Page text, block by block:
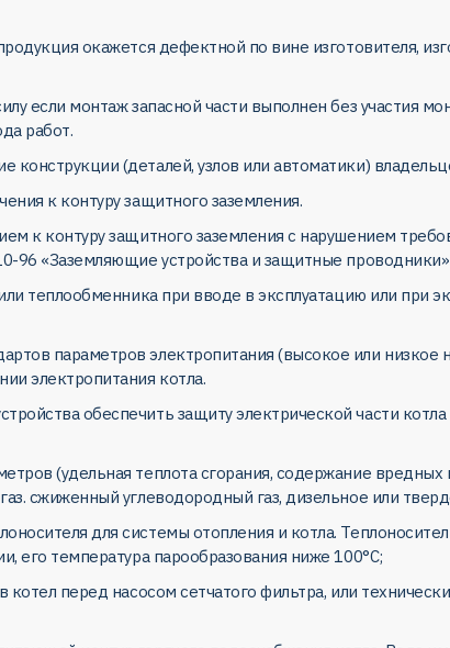
окажется дефектной по вине изготовителя,
если монтаж запасной части выполнен без
работ.
конструкции (деталей, узлов или автоматики)
к контуру защитного заземления.
к контуру защитного заземления с нарушением
96 «Заземляющие устройства и защитные проводники»
теплообменника при вводе в эксплуатацию или при
параметров электропитания (высокое или низкое
электропитания котла.
обеспечить защиту электрической части
(удельная теплота сгорания, содержание
сжиженный углеводородный газ, дизельное или
для системы отопления и котла.
его температура парообразования ниже 100°С;
котел перед насосом сетчатого фильтра, или